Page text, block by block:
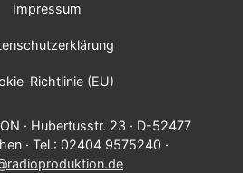
Impressum
Richtlinie (EU)
· Hubertusstr. 23 · D-52477
· Tel.: 02404 9575240 ·